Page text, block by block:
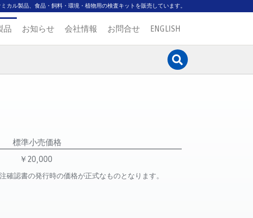
カル製品、食品・飼料・環境・植物用の検査キットを販売しています。
品 お知らせ 会社情報 お問合せ ENGLISH
標準小売価格
￥20,000
認書の発行時の価格が正式なものとなります。